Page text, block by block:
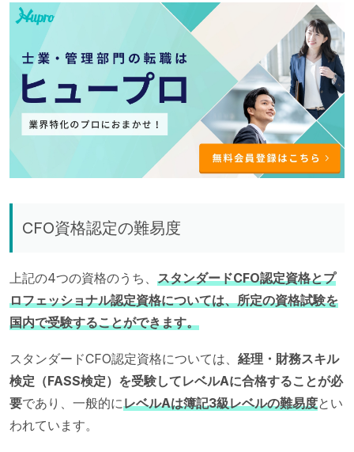
CFO資格認定の難易度
上記の4つの資格のうち、 スタンダードCFO認定資格とプ
ロフェッショナル認定資格については、所定の資格試験を
国内で受験することができます。
スタンダードCFO認定資格については、 経理・財務スキル
検定（FASS検定）を受験してレベルAに合格することが必
要であり、一般的にレベルAは簿記3級レベルの難易度とい
われています。